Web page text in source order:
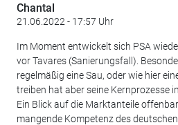
Chantal
21.06.2022 - 17:57 Uhr
Im Moment entwickelt sich PSA
vor Tavares (Sanierungsfall).
regelmäßig eine Sau, oder wie hier
treiben hat aber seine Kernprozesse
Ein Blick auf die Marktanteile
mangende Kompetenz des